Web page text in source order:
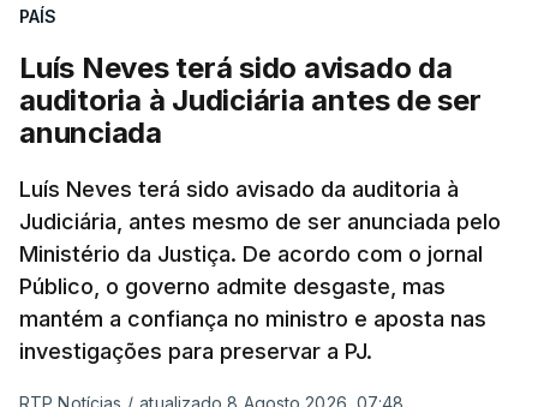
PAÍS
Luís Neves terá sido avisado da
auditoria à Judiciária antes de ser
anunciada
Luís Neves terá sido avisado da auditoria à
Judiciária, antes mesmo de ser anunciada pelo
Ministério da Justiça. De acordo com o jornal
Público, o governo admite desgaste, mas
mantém a confiança no ministro e aposta nas
investigações para preservar a PJ.
RTP Notícias / atualizado 8 Agosto 2026, 07:48